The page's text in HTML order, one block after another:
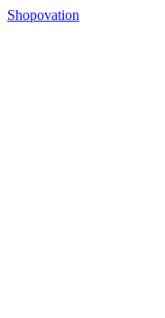
Shopovation